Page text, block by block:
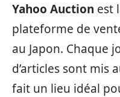
Yahoo Auction est
plateforme de
au Japon. Chaque
d’articles sont mis
fait un lieu idéal